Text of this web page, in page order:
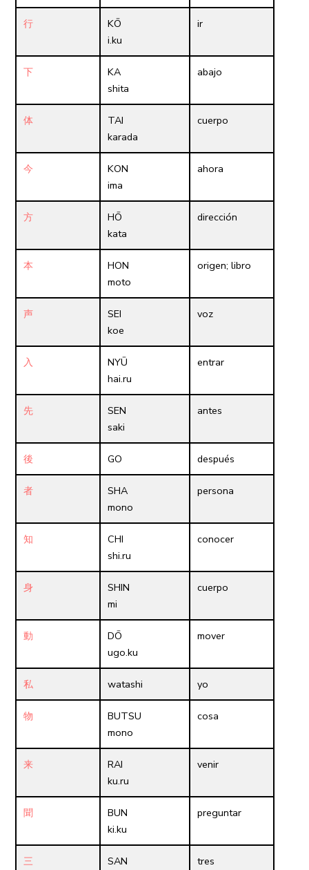
行
KŌ
i.ku
ir
下
KA
shita
abajo
体
TAI
karada
cuerpo
今
KON
ima
ahora
方
HŌ
kata
dirección
本
HON
moto
origen; libro
声
SEI
koe
voz
入
NYŪ
hai.ru
entrar
先
SEN
saki
antes
後 GO después
者
SHA
mono
persona
知
CHI
shi.ru
conocer
身
SHIN
mi
cuerpo
動
DŌ
ugo.ku
mover
私 watashi yo
物
BUTSU
mono
cosa
来
RAI
ku.ru
venir
聞
BUN
ki.ku
preguntar
三
SAN
tres